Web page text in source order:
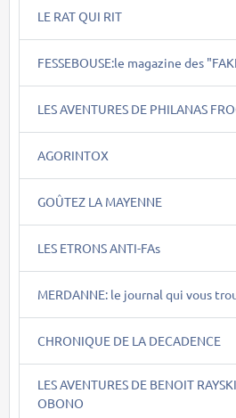
LE RAT QUI RIT
FESSEBOUSE:le magazine des
LES AVENTURES DE PHILANAS
AGORINTOX
GOÛTEZ LA MAYENNE
LES ETRONS ANTI-FAs
MERDANNE: le journal qui vous
CHRONIQUE DE LA DECADENCE
LES AVENTURES DE BENOIT
OBONO